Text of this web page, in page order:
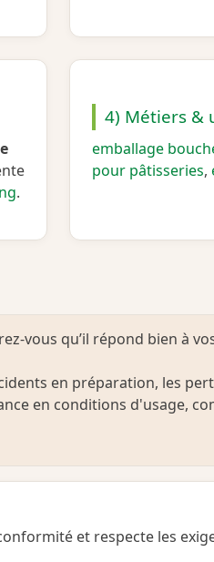
.
4) Métiers &
emballage
pour pâtisseries,
qu’il répond bien à
en préparation, les
en conditions d'usage,
et respecte les